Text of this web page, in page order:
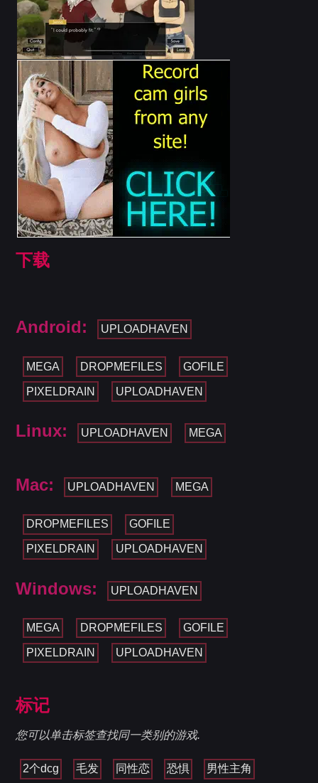
下载
Android: UPLOADHAVEN
MEGA DROPMEFILES GOFILE
PIXELDRAIN UPLOADHAVEN
Linux: UPLOADHAVEN MEGA
Mac: UPLOADHAVEN MEGA
DROPMEFILES GOFILE
PIXELDRAIN UPLOADHAVEN
Windows: UPLOADHAVEN
MEGA DROPMEFILES GOFILE
PIXELDRAIN UPLOADHAVEN
标记
您可以单击标签查找同一类别的游戏.
2个dcg 毛发 同性恋 恐惧 男性主角